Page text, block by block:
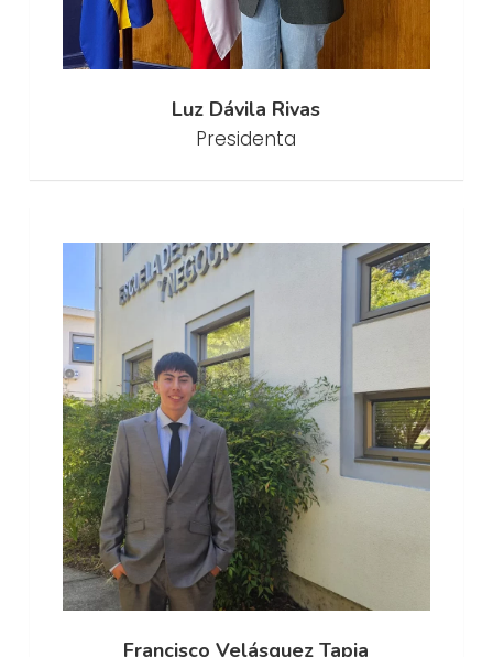
Luz Dávila Rivas
Presidenta
Francisco Velásquez Tapia